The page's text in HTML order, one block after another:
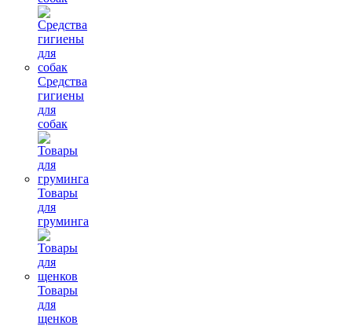
Средства
гигиены
для
собак
Товары
для
груминга
Товары
для
щенков